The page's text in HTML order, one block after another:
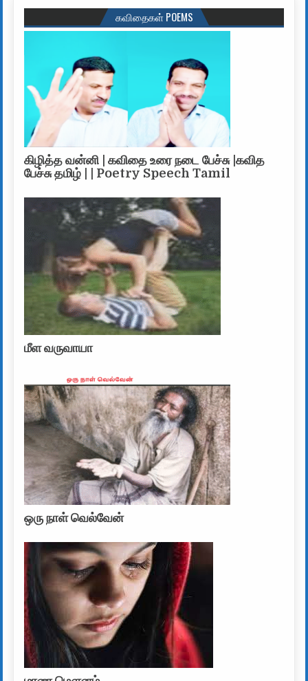
கவிதைகள் POEMS
கிழித்த வன்னி | கவிதை உரை நடை பேச்சு |கவித
பேச்சு தமிழ் | | Poetry Speech Tamil
மீள வருவாயா
ஒரு நாள் வெல்வேன்